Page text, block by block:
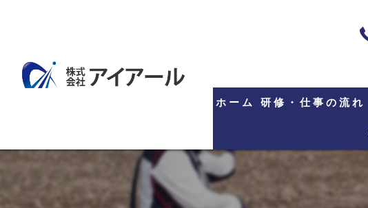
ホーム 研修・仕事の流れ